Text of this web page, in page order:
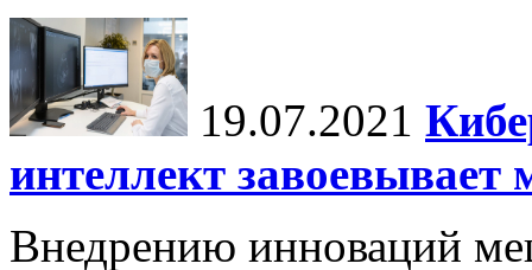
19.07.2021
интеллект завоевывает
Внедрению инноваций